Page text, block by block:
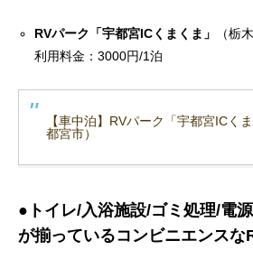
RVパーク「宇都宮ICくまくま」
（栃
利用料金：3000円/1泊
【車中泊】RVパーク「宇都宮ICく
都宮市）
●トイレ/入浴施設/ゴミ処理/電
が揃っているコンビニエンスな